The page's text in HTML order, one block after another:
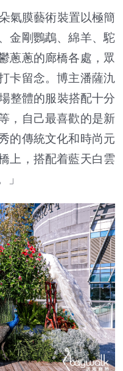
氣膜藝術裝置以極簡
金剛鸚鵡、綿羊、駝
蔥蔥的廊橋各處，眾
卡留念。博主潘薩氿
整體的服裝搭配十分
，自己最喜歡的是新
的傳統文化和時尚元
上，搭配着藍天白雲
」